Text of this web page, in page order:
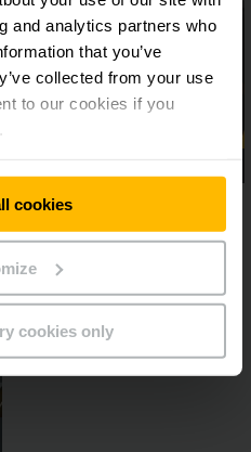
and analytics partners who
that you’ve
collected from your use
to our cookies if you
cookies
cookies only